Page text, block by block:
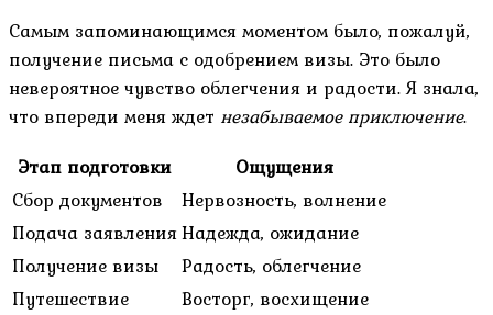
Самым запоминающимся моментом было, пожалуй,
получение письма с одобрением визы. Это было
невероятное чувство облегчения и радости. Я знала,
что впереди меня ждет незабываемое приключение.
Этап подготовки
Ощущения
Сбор документов
Нервозность, волнение
Подача заявленияНадежда, ожидание
Получение визы
Радость, облегчение
Путешествие
Восторг, восхищение